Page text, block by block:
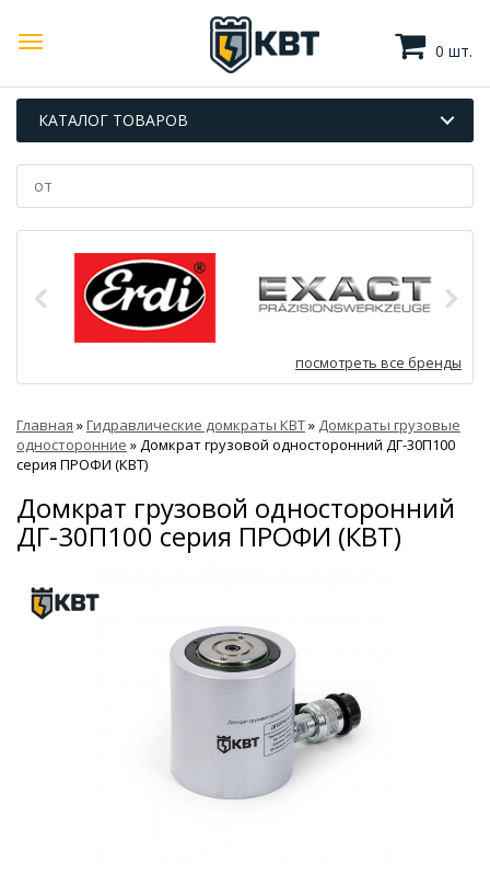
0 шт.
КАТАЛОГ ТОВАРОВ
посмотреть все бренды
Главная »Гидравлические домкраты КВТ» Домкраты грузовые
односторонние » Домкрат грузовой односторонний ДГ-30П100
серия ПРОФИ (КВТ)
Домкрат грузовой односторонний
ДГ-30П100 серия ПРОФИ (КВТ)